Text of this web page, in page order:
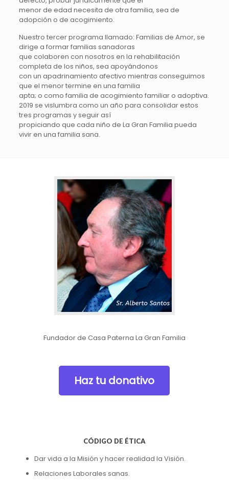
menor de edad necesita de otra familia, sea de
adopción o de acogimiento.
Nuestro tercer programa llamado: Familias de Amor, se
dirige a formar familias sanadoras
que colaboren con nosotros en la rehabilitación
completa de los niños, sea apoyándonos
con un apadrinamiento afectivo mientras conseguimos
que el menor termine en una familia
apta; o como familia de acogimiento familiar o adoptiva.
2019 se vislumbra como un año para consolidar estos
tres programas y seguir así
propiciando que cada niño de La Gran Familia pueda
vivir en una familia sana.
Fundador de Casa Paterna La Gran Familia
Haz tu donativo
CÓDIGO DE ÉTICA
Dar vida a la Misión y hacer realidad la Visión.
Relaciones Laborales sanas.